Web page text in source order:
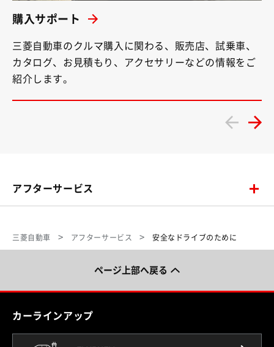
購入サポート
三菱自動車のクルマ購入に関わる、販売店、試乗車、
カタログ、お見積もり、アクセサリーなどの情報をご
紹介します。
アフターサービス
三菱自動車 アフターサービス 安全なドライブのために
ページ上部へ戻る
カーラインアップ